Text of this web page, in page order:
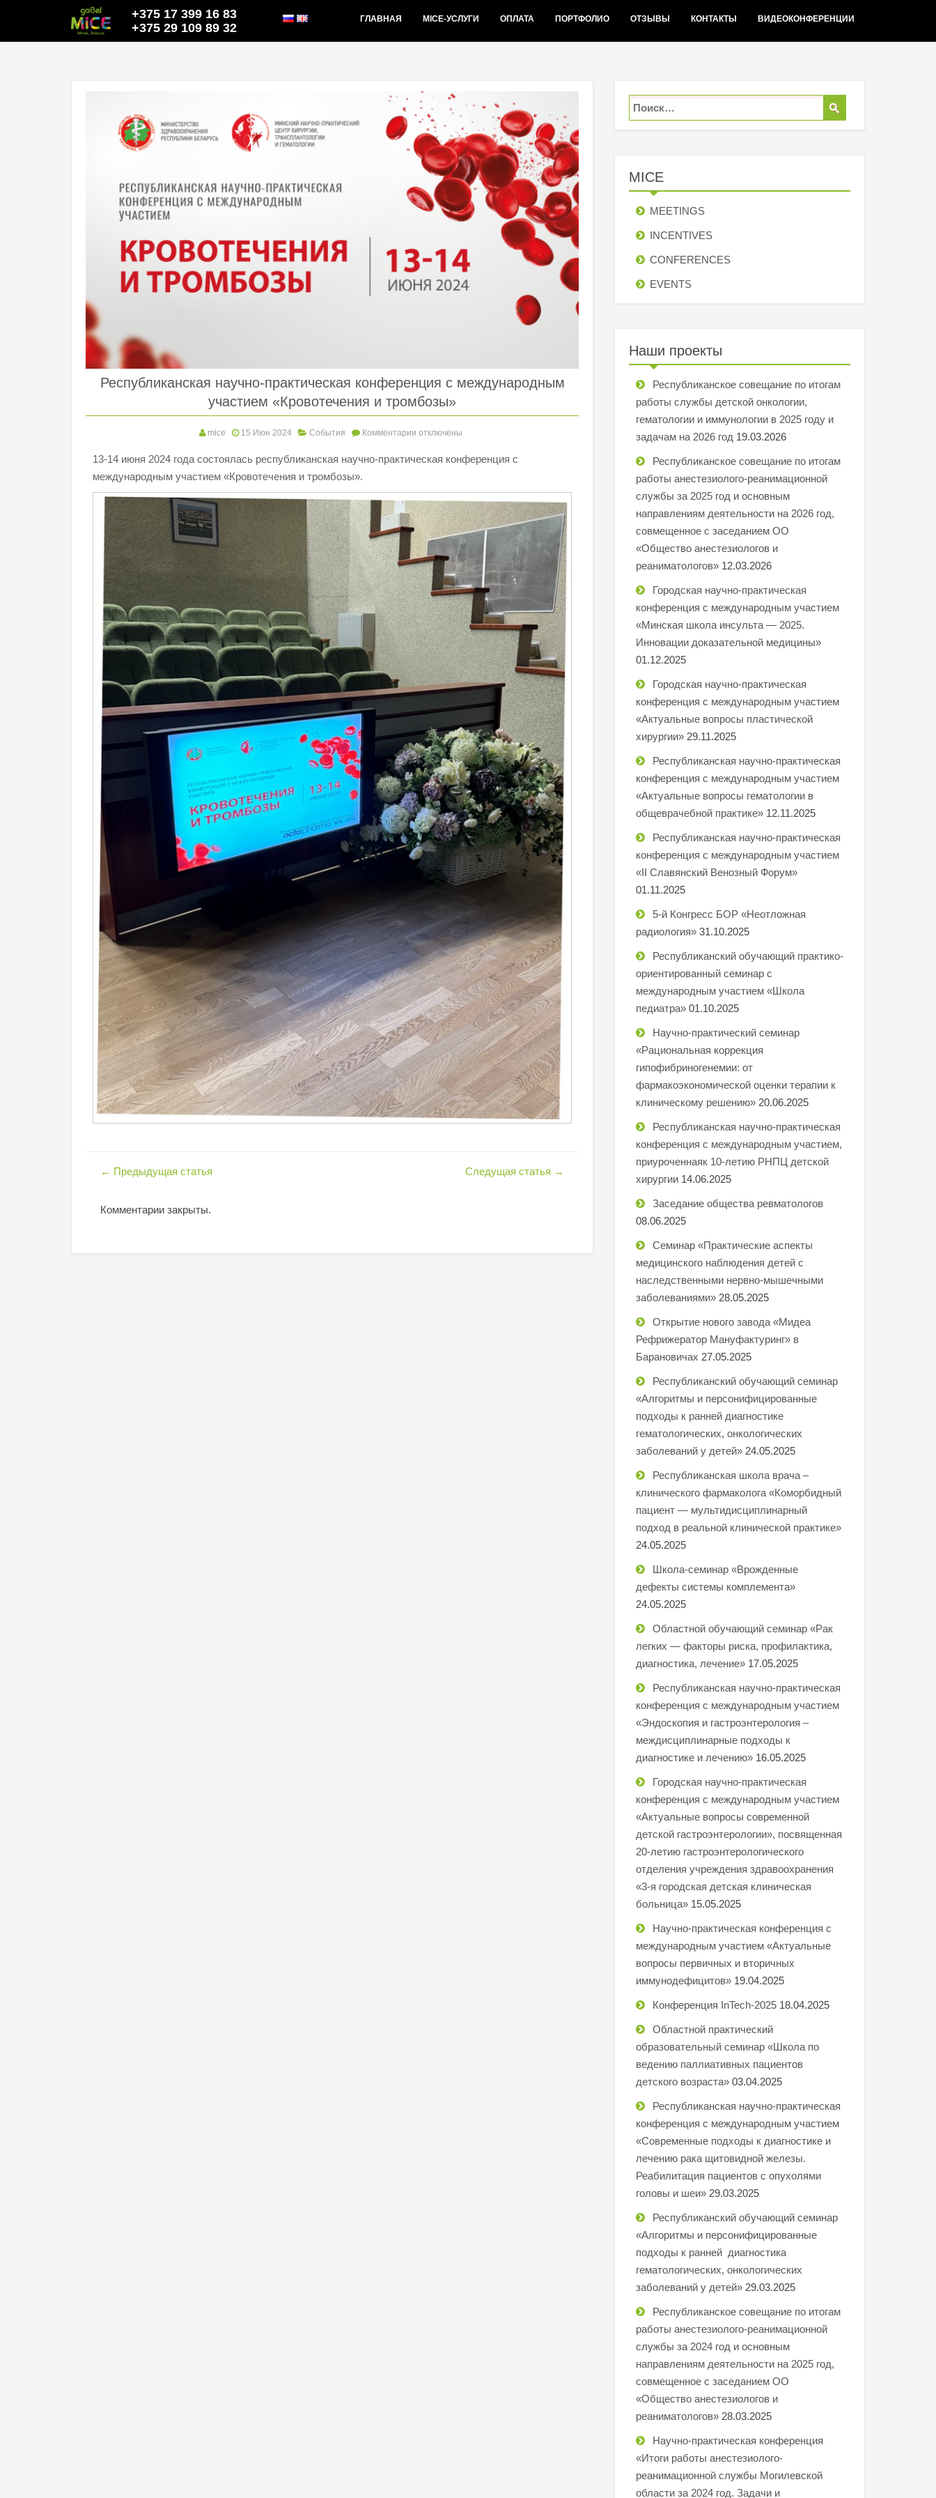
+375 17 399 16 83
+375 29 109 89 32
ГЛАВНАЯ MICE-УСЛУГИ ОПЛАТА ПОРТФОЛИО ОТЗЫВЫ КОНТАКТЫ ВИДЕОКОНФЕРЕНЦИИ
Республиканская научно-практическая конференция с международным
участием «Кровотечения и тромбозы»
mice 15 Июн 2024 События Комментарии отключены
13-14 июня 2024 года состоялась республиканская научно-практическая конференция с
международным участием «Кровотечения и тромбозы».
← Предыдущая статья Следущая статья →
Комментарии закрыты.
MICE
MEETINGS
INCENTIVES
СONFERENCES
EVENTS
Наши проекты
Республиканское совещание по итогам
работы службы детской онкологии,
гематологии и иммунологии в 2025 году и
задачам на 2026 год 19.03.2026
Республиканское совещание по итогам
работы анестезиолого-реанимационной
службы за 2025 год и основным
направлениям деятельности на 2026 год,
совмещенное с заседанием ОО
«Общество анестезиологов и
реаниматологов» 12.03.2026
Городская научно-практическая
конференция с международным участием
«Минская школа инсульта — 2025.
Инновации доказательной медицины»
01.12.2025
Городская научно-практическая
конференция с международным участием
«Актуальные вопросы пластической
хирургии» 29.11.2025
Республиканская научно-практическая
конференция с международным участием
«Актуальные вопросы гематологии в
общеврачебной практике» 12.11.2025
Республиканская научно-практическая
конференция с международным участием
«II Славянский Венозный Форум»
01.11.2025
5-й Конгресс БОР «Неотложная
радиология» 31.10.2025
Республиканский обучающий практико-
ориентированный семинар с
международным участием «Школа
педиатра» 01.10.2025
Научно-практический семинар
«Рациональная коррекция
гипофибриногенемии: от
фармакоэкономической оценки терапии к
клиническому решению» 20.06.2025
Республиканская научно-практическая
конференция с международным участием,
приуроченнаяк 10-летию РНПЦ детской
хирургии 14.06.2025
Заседание общества ревматологов
08.06.2025
Семинар «Практические аспекты
медицинского наблюдения детей с
наследственными нервно-мышечными
заболеваниями» 28.05.2025
Открытие нового завода «Мидеа
Рефрижератор Мануфактуринг» в
Барановичах 27.05.2025
Республиканский обучающий семинар
«Алгоритмы и персонифицированные
подходы к ранней диагностике
гематологических, онкологических
заболеваний у детей» 24.05.2025
Республиканская школа врача –
клинического фармаколога «Коморбидный
пациент — мультидисциплинарный
подход в реальной клинической практике»
24.05.2025
Школа-семинар «Врожденные
дефекты системы комплемента»
24.05.2025
Областной обучающий семинар «Рак
легких — факторы риска, профилактика,
диагностика, лечение» 17.05.2025
Республиканская научно-практическая
конференция с международным участием
«Эндоскопия и гастроэнтерология –
междисциплинарные подходы к
диагностике и лечению» 16.05.2025
Городская научно-практическая
конференция с международным участием
«Актуальные вопросы современной
детской гастроэнтерологии», посвященная
20-летию гастроэнтерологического
отделения учреждения здравоохранения
«3-я городская детская клиническая
больница» 15.05.2025
Научно-практическая конференция с
международным участием «Актуальные
вопросы первичных и вторичных
иммунодефицитов» 19.04.2025
Конференция InTech-2025 18.04.2025
Областной практический
образовательный семинар «Школа по
ведению паллиативных пациентов
детского возраста» 03.04.2025
Республиканская научно-практическая
конференция с международным участием
«Современные подходы к диагностике и
лечению рака щитовидной железы.
Реабилитация пациентов с опухолями
головы и шеи» 29.03.2025
Республиканский обучающий семинар
«Алгоритмы и персонифицированные
подходы к ранней диагностика
гематологических, онкологических
заболеваний у детей» 29.03.2025
Республиканское совещание по итогам
работы анестезиолого-реанимационной
службы за 2024 год и основным
направлениям деятельности на 2025 год,
совмещенное с заседанием ОО
«Общество анестезиологов и
реаниматологов» 28.03.2025
Научно-практическая конференция
«Итоги работы анестезиолого-
реанимационной службы Могилевской
области за 2024 год. Задачи и